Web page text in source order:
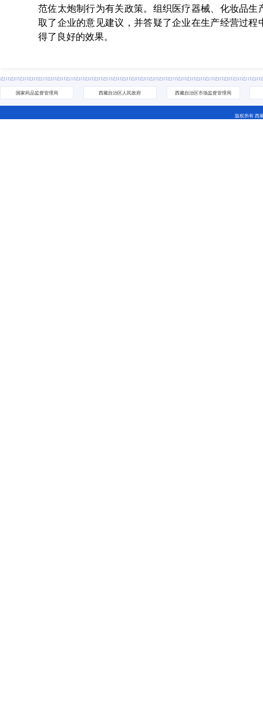
范佐太炮制行为有关政策。组织医疗器械、化妆品生
取了企业的意见建议，并答疑了企业在生产经营过程
得了良好的效果。
国家药品监督管理局 西藏自治区人民政府 西藏自治区市场监督管理局
版权所有 西